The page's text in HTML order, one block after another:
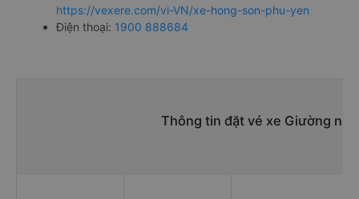
https://vexere.com/vi-VN/xe-hong-son-phu-yen
Điện thoại: 1900 888684
Thông tin đặt vé xe Giường